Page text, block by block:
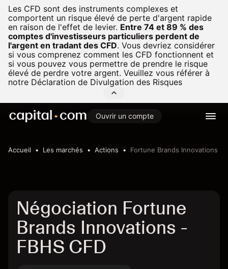
Les CFD sont des instruments complexes et
comportent un risque élevé de perte d'argent rapide
en raison de l'effet de levier. Entre 74 et 89 % des
comptes d'investisseurs particuliers perdent de
l'argent en tradant des CFD. Vous devriez considérer
si vous comprenez comment les CFD fonctionnent et
si vous pouvez vous permettre de prendre le risque
élevé de perdre votre argent. Veuillez vous référer à
notre Déclaration de Divulgation des Risques
Ouvrir un compte
Accueil Les marchés Actions Fortune Brands Innovations
Négociation Fortune
Brands Innovations -
FBHS CFD